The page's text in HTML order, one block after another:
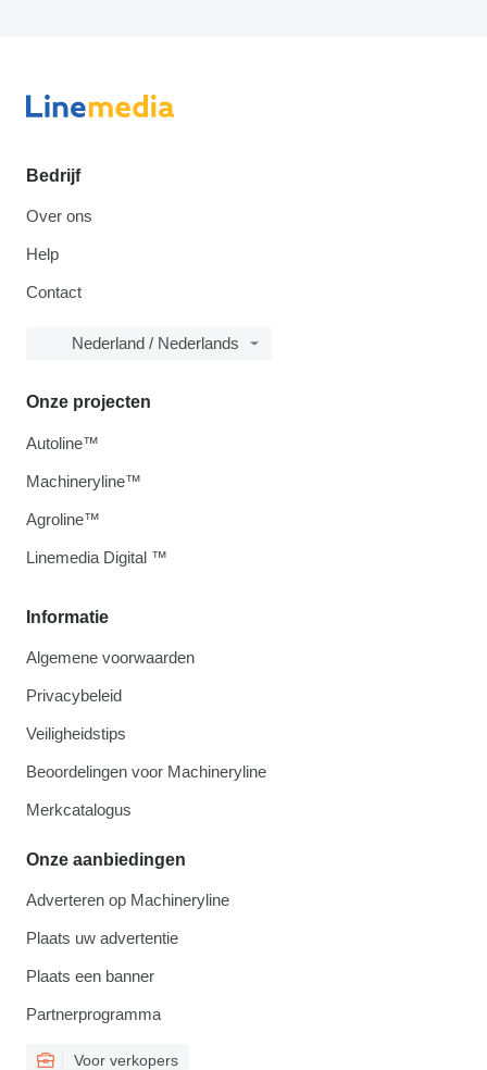
Bedrijf
Over ons
Help
Contact
Nederland / Nederlands
Informatie
Algemene voorwaarden
Privacybeleid
Veiligheidstips
Beoordelingen voor Machineryline
Merkcatalogus
Onze aanbiedingen
Adverteren op Machineryline
Plaats uw advertentie
Plaats een banner
Partnerprogramma
Voor verkopers
Onze projecten
Autoline™
Machineryline™
Agroline™
Linemedia Digital ™